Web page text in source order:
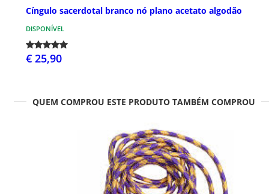
Cíngulo sacerdotal branco nó plano acetato algodão
DISPONÍVEL
€ 25,90
QUEM COMPROU ESTE PRODUTO TAMBÉM COMPROU